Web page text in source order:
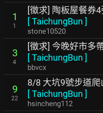
1
1
[徵求] 陶板屋餐券4
[TaichungBun ]
stone10520
3
4
[徵求] 今晚好市多
[TaichungBun ]
bbvcx
9
22
8/8 大坑9號步道爬
[TaichungBun ]
hsincheng112